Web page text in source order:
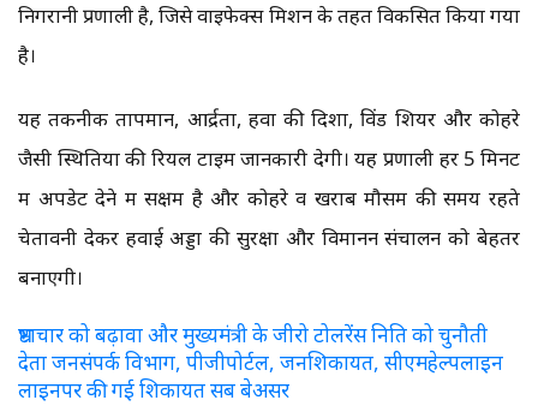
निगरानी प्रणाली है, जिसे वाइफेक्स मिशन के तहत विकसित किया गया
है।
यह तकनीक तापमान, आर्द्रता, हवा की दिशा, विंड शियर और कोहरे
जैसी स्थितियों की रियल टाइम जानकारी देगी। यह प्रणाली हर 5 मिनट
में अपडेट देने में सक्षम है और कोहरे व खराब मौसम की समय रहते
चेतावनी देकर हवाई अड्डों की सुरक्षा और विमानन संचालन को बेहतर
बनाएगी।
भ्रष्टाचार को बढ़ावा और मुख्यमंत्री के जीरो टोलरेंस निति को चुनौती
देता जनसंपर्क विभाग, पीजीपोर्टल, जनशिकायत, सीएमहेल्पलाइन
लाइनपर की गई शिकायत सब बेअसर